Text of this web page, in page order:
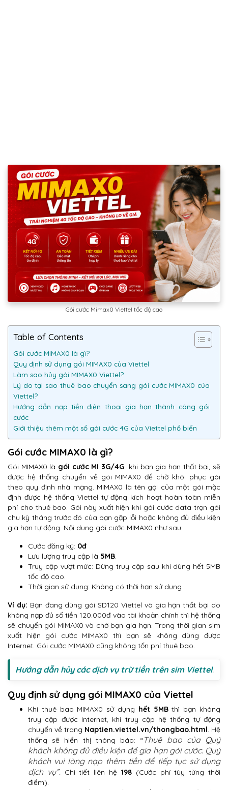
Gói cước Mimax0 Viettel tốc độ cao
Table of Contents
Gói cước MIMAX0 là gì?
Quy định sử dụng gói MIMAX0 của Viettel
Làm sao hủy gói MIMAX0 Viettel?
Lý do tại sao thuê bao chuyển sang gói cước MIMAX0 của
Viettel?
Hướng dẫn nạp tiền điện thoại gia hạn thành công gói
cước
Giới thiệu thêm một số gói cước 4G của Viettel phổ biến
Gói cước MIMAX0 là gì?
Gói MIMAX0 là gói cước MI 3G/4Gkhi bạn gia hạn thất bại, sẽ
được hệ thống chuyển về gói MIMAX0 để chờ khôi phục gói
theo quy định nhà mạng. MIMAX0 là tên gọi của một gói mặc
định được hệ thống Viettel tự động kích hoạt hoàn toàn miễn
phí cho thuê bao. Gói này xuất hiện khi gói cước data trọn gói
chu kỳ tháng trước đó của bạn gặp lỗi hoặc không đủ điều kiện
gia hạn tự động. Nội dung gói cước MIMAX0 như sau:
Cước đăng ký: 0đ
Lưu lượng truy cập là 5MB.
Truy cập vượt mức: Dừng truy cập sau khi dùng hết 5MB
tốc độ cao.
Thời gian sử dụng: Không có thời hạn sử dụng
Ví dụ: Bạn đang dùng gói SD120 Viettel và gia hạn thất bại do
không nạp đủ số tiền 120.000đ vào tài khoản chính thì hệ thống
sẽ chuyển gói MIMAX0 và chờ bạn gia hạn. Trong thời gian sim
xuất hiện gói cước MIMAX0 thì bạn sẽ không dùng được
Internet. Gói cước MIMAX0 cũng không tốn phí thuê bao.
Hướng dẫn hủy các dịch vụ trừ tiền trên sim Viettel.
Quy định sử dụng gói MIMAX0 của Viettel
Khi thuê bao MIMAX0 sử dụng hết 5MBthì bạn không
truy cập được Internet, khi truy cập hệ thống tự động
chuyển về trang Naptien.viettel.vn/thongbao.html. Hệ
thống sẽ hiển thị thông báo: “ Thuê bao của Quý
khách không đủ điều kiện để gia hạn gói cước. Quý
khách vui lòng nạp thêm tiền để tiếp tục sử dụng
dịch vụ”. Chi tiết liên hệ 198(Cước phí tùy từng thời
điểm).